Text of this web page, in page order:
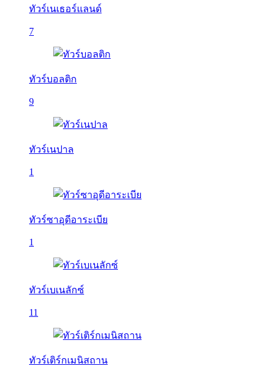
ทัวร์เนเธอร์แลนด์
7
ทัวร์บอลติก
9
ทัวร์เนปาล
1
ทัวร์ซาอุดีอาระเบีย
1
ทัวร์เบเนลักซ์
11
ทัวร์เติร์กเมนิสถาน